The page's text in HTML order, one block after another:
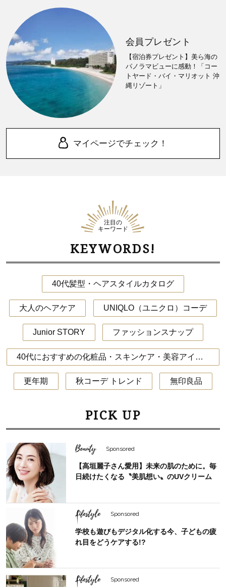
会員プレゼント
【宿泊券プレゼント】美ら海の
パノラマビューに感動！「コー
トヤード・バイ・マリオット 沖
縄リゾート」
マイページでチェック！
注目の
キーワード
KEYWORDS!
40代髪型・ヘアスタイルカタログ
大人のヘアケア UNIQLO（ユニクロ）コーデ
Junior STORY ファッションスナップ
40代におすすめの化粧品・スキンケア・美容アイテム
更年期 秋コーデ トレンド 無印良品
PICK UP
Beauty Sponsored
【高垣麗子さん愛用】未来の肌のために。毎
日続けたくなる〝美肌想い〟のUVクリーム
Lifestyle Sponsored
学校も遊びもデジタル化する今、子どもの疲
れ目をどうケアする!?
Lifestyle Sponsored